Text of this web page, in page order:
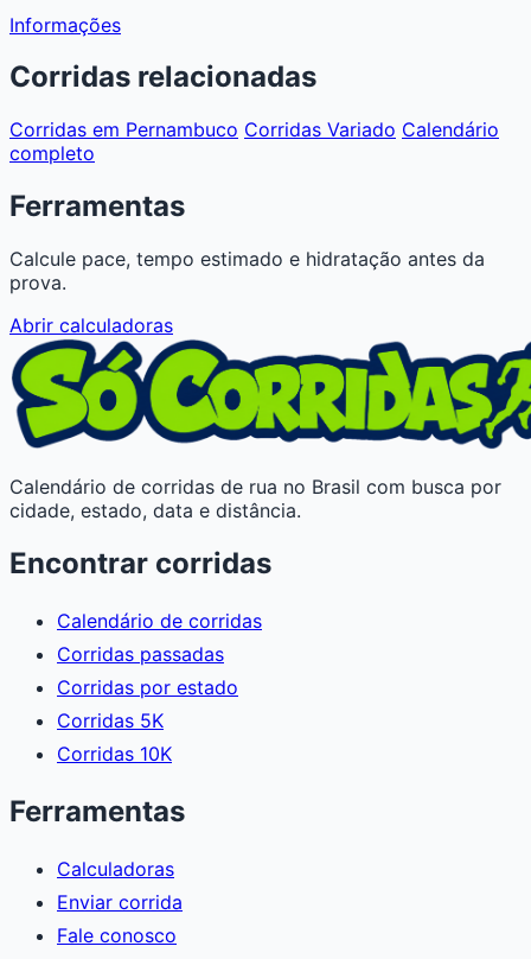
Informações
Corridas relacionadas
Corridas em Pernambuco Corridas Variado Calendário
completo
Ferramentas
Calcule pace, tempo estimado e hidratação antes da
prova.
Abrir calculadoras
Calendário de corridas de rua no Brasil com busca por
cidade, estado, data e distância.
Encontrar corridas
Calendário de corridas
Corridas passadas
Corridas por estado
Corridas 5K
Corridas 10K
Ferramentas
Calculadoras
Enviar corrida
Fale conosco